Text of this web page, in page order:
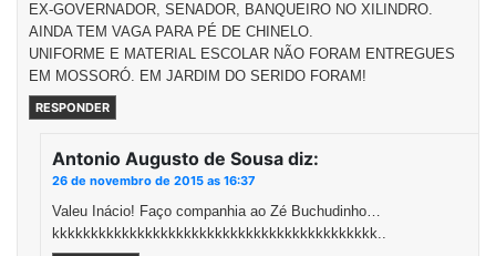
EX-GOVERNADOR, SENADOR, BANQUEIRO NO XILINDRO.
AINDA TEM VAGA PARA PÉ DE CHINELO.
UNIFORME E MATERIAL ESCOLAR NÃO FORAM ENTREGUES
EM MOSSORÓ. EM JARDIM DO SERIDO FORAM!
RESPONDER
Antonio Augusto de Sousa diz:
26 de novembro de 2015 as 16:37
Valeu Inácio! Faço companhia ao Zé Buchudinho…
kkkkkkkkkkkkkkkkkkkkkkkkkkkkkkkkkkkkkkkkkk..